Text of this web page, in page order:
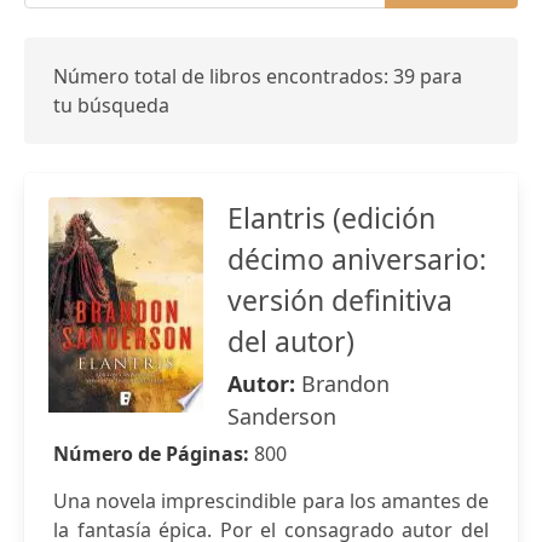
Número total de libros encontrados: 39 para
tu búsqueda
Elantris (edición
décimo aniversario:
versión definitiva
del autor)
Autor: Brandon
Sanderson
Número de Páginas: 800
Una novela imprescindible para los amantes de
la fantasía épica. Por el consagrado autor del